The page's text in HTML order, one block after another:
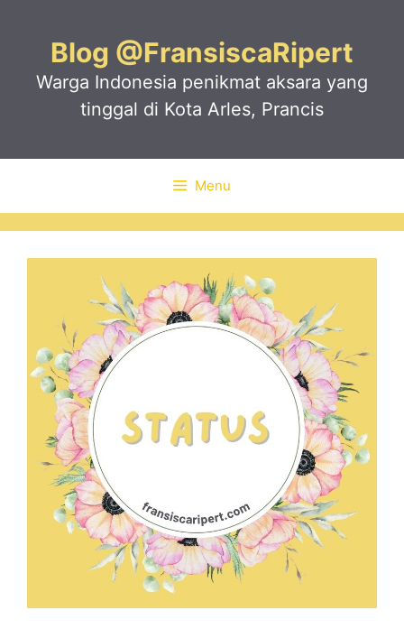
Blog @FransiscaRipert
Warga Indonesia penikmat aksara yang
tinggal di Kota Arles, Prancis
Menu